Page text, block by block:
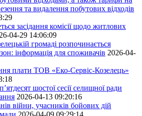
та видалення побутових відходів
засідання комісії щодо житлових
04-29 14:06:09
громаді розпочинається
інформація для споживачів 2026-04-
плати ТОВ «Еко-Сервіс-Козелець»
шостої сесії селищної ради
2026-04-13 09:20:16
війни, учасників бойових дій
2026-04-09 09:29:14